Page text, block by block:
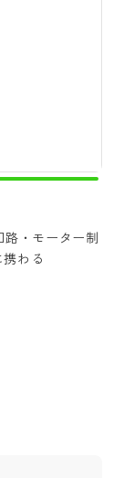
路・モーター制
わる